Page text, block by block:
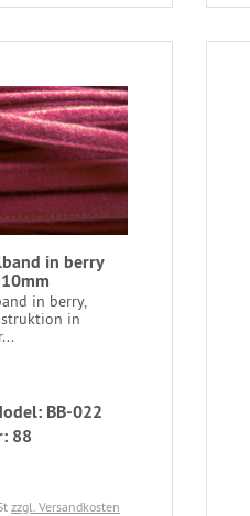
in berry
in berry,
in
BB-022
88
zzgl. Versandkosten